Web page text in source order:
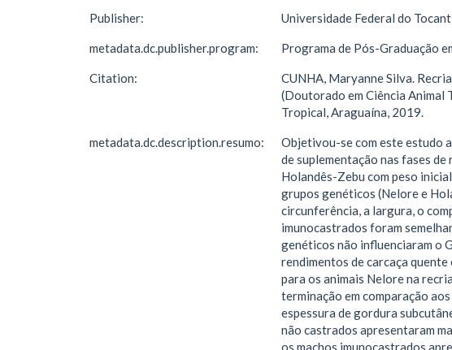
Publisher: Universidade Federal do
metadata.dc.publisher.program: Programa de Pós-Graduação
Citation:
CUNHA, Maryanne Silva.
(Doutorado em Ciência Animal
Tropical, Araguaína, 2019.
metadata.dc.description.resumo:
Objetivou-se com este estudo
de suplementação nas fases
Holandês-Zebu com peso
grupos genéticos (Nelore e
circunferência, a largura, o
imunocastrados foram
genéticos não influenciaram o
rendimentos de carcaça
para os animais Nelore na
terminação em comparação
espessura de gordura
não castrados apresentaram
os machos imunocastrados